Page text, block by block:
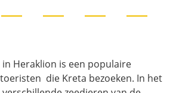
Heraklion is een populaire
die Kreta bezoeken. In het